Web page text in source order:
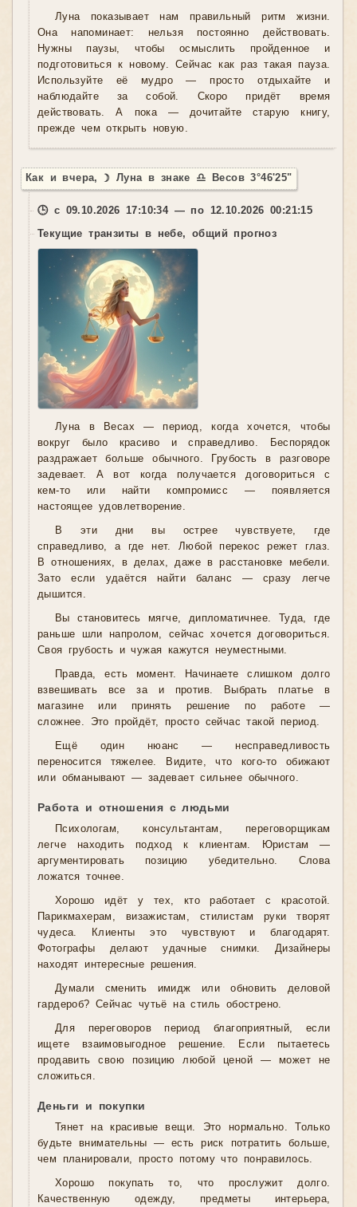
Луна показывает нам правильный ритм жизни.
Она напоминает: нельзя постоянно действовать.
Нужны паузы, чтобы осмыслить пройденное и
подготовиться к новому. Сейчас как раз такая пауза.
Используйте её мудро — просто отдыхайте и
наблюдайте за собой. Скоро придёт время
действовать. А пока — дочитайте старую книгу,
прежде чем открыть новую.
Как и вчера, ☽ Луна в знаке ♎ Весов 3°46'25"
🕒 с 09.10.2026 17:10:34 — по 12.10.2026 00:21:15
Текущие транзиты в небе, общий прогноз
Луна в Весах — период, когда хочется, чтобы
вокруг было красиво и справедливо. Беспорядок
раздражает больше обычного. Грубость в разговоре
задевает. А вот когда получается договориться с
кем-то или найти компромисс — появляется
настоящее удовлетворение.
В эти дни вы острее чувствуете, где
справедливо, а где нет. Любой перекос режет глаз.
В отношениях, в делах, даже в расстановке мебели.
Зато если удаётся найти баланс — сразу легче
дышится.
Вы становитесь мягче, дипломатичнее. Туда, где
раньше шли напролом, сейчас хочется договориться.
Своя грубость и чужая кажутся неуместными.
Правда, есть момент. Начинаете слишком долго
взвешивать все за и против. Выбрать платье в
магазине или принять решение по работе —
сложнее. Это пройдёт, просто сейчас такой период.
Ещё один нюанс — несправедливость
переносится тяжелее. Видите, что кого-то обижают
или обманывают — задевает сильнее обычного.
Работа и отношения с людьми
Психологам, консультантам, переговорщикам
легче находить подход к клиентам. Юристам —
аргументировать позицию убедительно. Слова
ложатся точнее.
Хорошо идёт у тех, кто работает с красотой.
Парикмахерам, визажистам, стилистам руки творят
чудеса. Клиенты это чувствуют и благодарят.
Фотографы делают удачные снимки. Дизайнеры
находят интересные решения.
Думали сменить имидж или обновить деловой
гардероб? Сейчас чутьё на стиль обострено.
Для переговоров период благоприятный, если
ищете взаимовыгодное решение. Если пытаетесь
продавить свою позицию любой ценой — может не
сложиться.
Деньги и покупки
Тянет на красивые вещи. Это нормально. Только
будьте внимательны — есть риск потратить больше,
чем планировали, просто потому что понравилось.
Хорошо покупать то, что прослужит долго.
Качественную одежду, предметы интерьера,